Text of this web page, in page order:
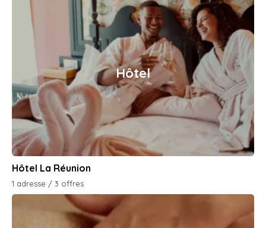
Hôtel
Hôtel La Réunion
1 adresse / 3 offres